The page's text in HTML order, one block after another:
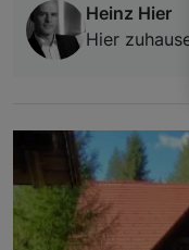
Heinz Hier
Hier zuhause